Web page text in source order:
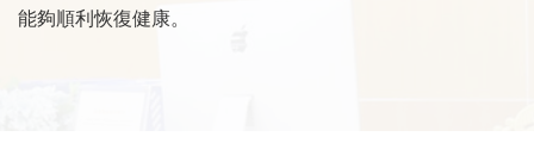
能夠順利恢復健康。